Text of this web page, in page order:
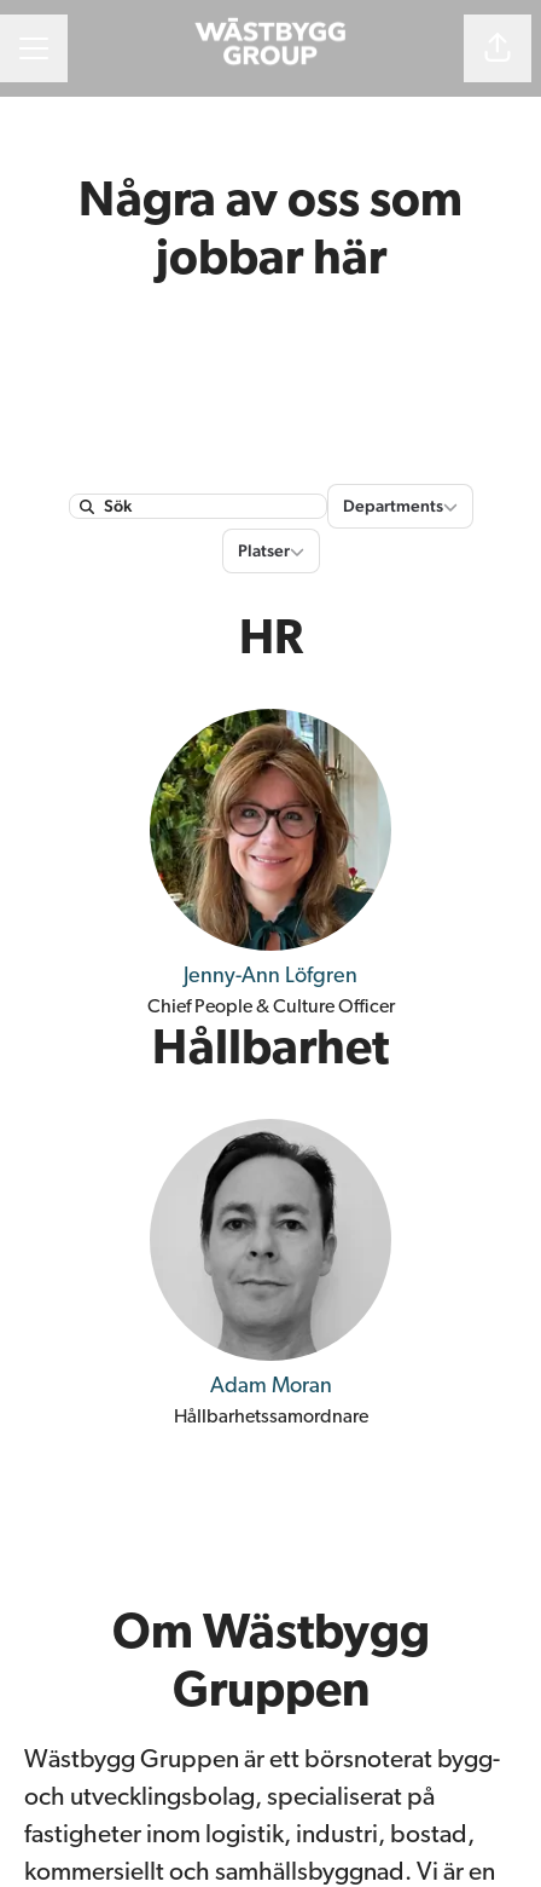
Några av oss som
jobbar här
Search
Departments
Departments
Platser
HR
Jenny-Ann Löfgren
Chief People & Culture Officer
Hållbarhet
Adam Moran
Hållbarhetssamordnare
Om Wästbygg
Gruppen
Wästbygg Gruppen är ett börsnoterat bygg-
och utvecklingsbolag, specialiserat på
fastigheter inom logistik, industri, bostad,
kommersiellt och samhällsbyggnad. Vi är en